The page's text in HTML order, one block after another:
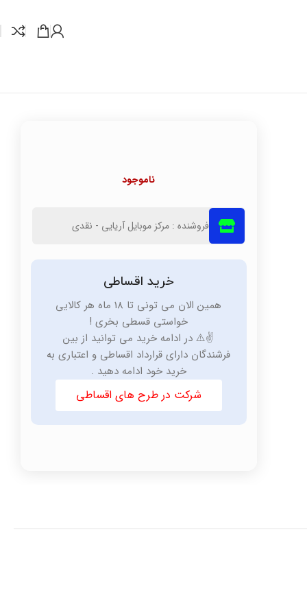
ناموجود
فروشنده : مرکز موبایل آریایی - نقدی
خرید اقساطی
همین الان می تونی تا 18 ماه هر کالایی
خواستی قسطی بخری !
✌️⚠️ در ادامه خرید می توانید از بین
فرشندگان دارای قرارداد اقساطی و اعتباری به
خرید خود ادامه دهید .
شرکت در طرح های اقساطی